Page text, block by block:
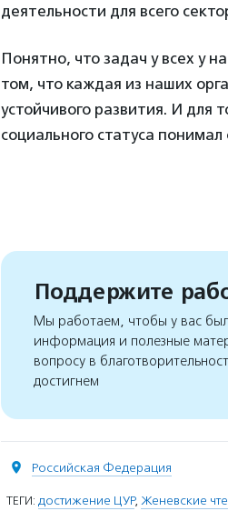
деятельности для всего
Понятно, что задач у всех у
том, что каждая из наших
устойчивого развития. И для
социального статуса
Поддержите
Мы работаем, чтобы у вас
информация и полезные
вопросу в
достигнем
Российская Федерация
ТЕГИ: достижение ЦУР, Женевские